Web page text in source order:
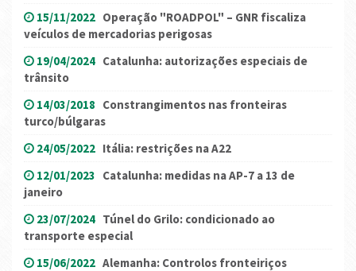
15/11/2022 Operação "ROADPOL" – GNR fiscaliza
veículos de mercadorias perigosas
19/04/2024 Catalunha: autorizações especiais de
trânsito
14/03/2018 Constrangimentos nas fronteiras
turco/búlgaras
24/05/2022 Itália: restrições na A22
12/01/2023 Catalunha: medidas na AP-7 a 13 de
janeiro
23/07/2024 Túnel do Grilo: condicionado ao
transporte especial
15/06/2022 Alemanha: Controlos fronteiriços